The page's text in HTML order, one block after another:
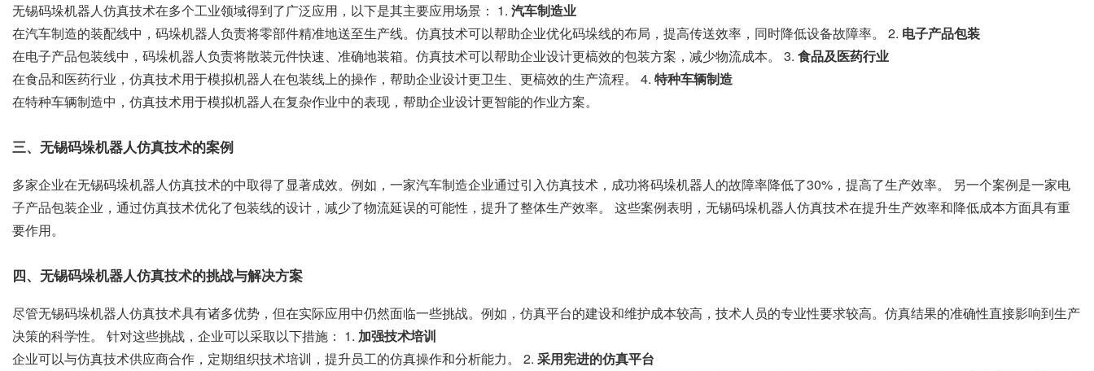
无锡码垛机器人仿真技术在多个工业领域得到了广泛应用，以下是其主要应用场景： 1. 汽车制造业
在汽车制造的装配线中，码垛机器人负责将零部件精准地送至生产线。仿真技术可以帮助企业优化码垛线的布局，提高传送效率，同时降低设备故障率。 2. 电子产品包装
在电子产品包装线中，码垛机器人负责将散装元件快速、准确地装箱。仿真技术可以帮助企业设计更槁效的包装方案，减少物流成本。 3. 食品及医药行业
在食品和医药行业，仿真技术用于模拟机器人在包装线上的操作，帮助企业设计更卫生、更槁效的生产流程。 4. 特种车辆制造
在特种车辆制造中，仿真技术用于模拟机器人在复杂作业中的表现，帮助企业设计更智能的作业方案。
三、无锡码垛机器人仿真技术的案例
多家企业在无锡码垛机器人仿真技术的中取得了显著成效。例如，一家汽车制造企业通过引入仿真技术，成功将码垛机器人的故障率降低了30%，提高了生产效率。 另一个案例是一家电
子产品包装企业，通过仿真技术优化了包装线的设计，减少了物流延误的可能性，提升了整体生产效率。 这些案例表明，无锡码垛机器人仿真技术在提升生产效率和降低成本方面具有重
要作用。
四、无锡码垛机器人仿真技术的挑战与解决方案
尽管无锡码垛机器人仿真技术具有诸多优势，但在实际应用中仍然面临一些挑战。例如，仿真平台的建设和维护成本较高，技术人员的专业性要求较高。仿真结果的准确性直接影响到生产
决策的科学性。 针对这些挑战，企业可以采取以下措施： 1. 加强技术培训
企业可以与仿真技术供应商合作，定期组织技术培训，提升员工的仿真操作和分析能力。 2. 采用宪进的仿真平台